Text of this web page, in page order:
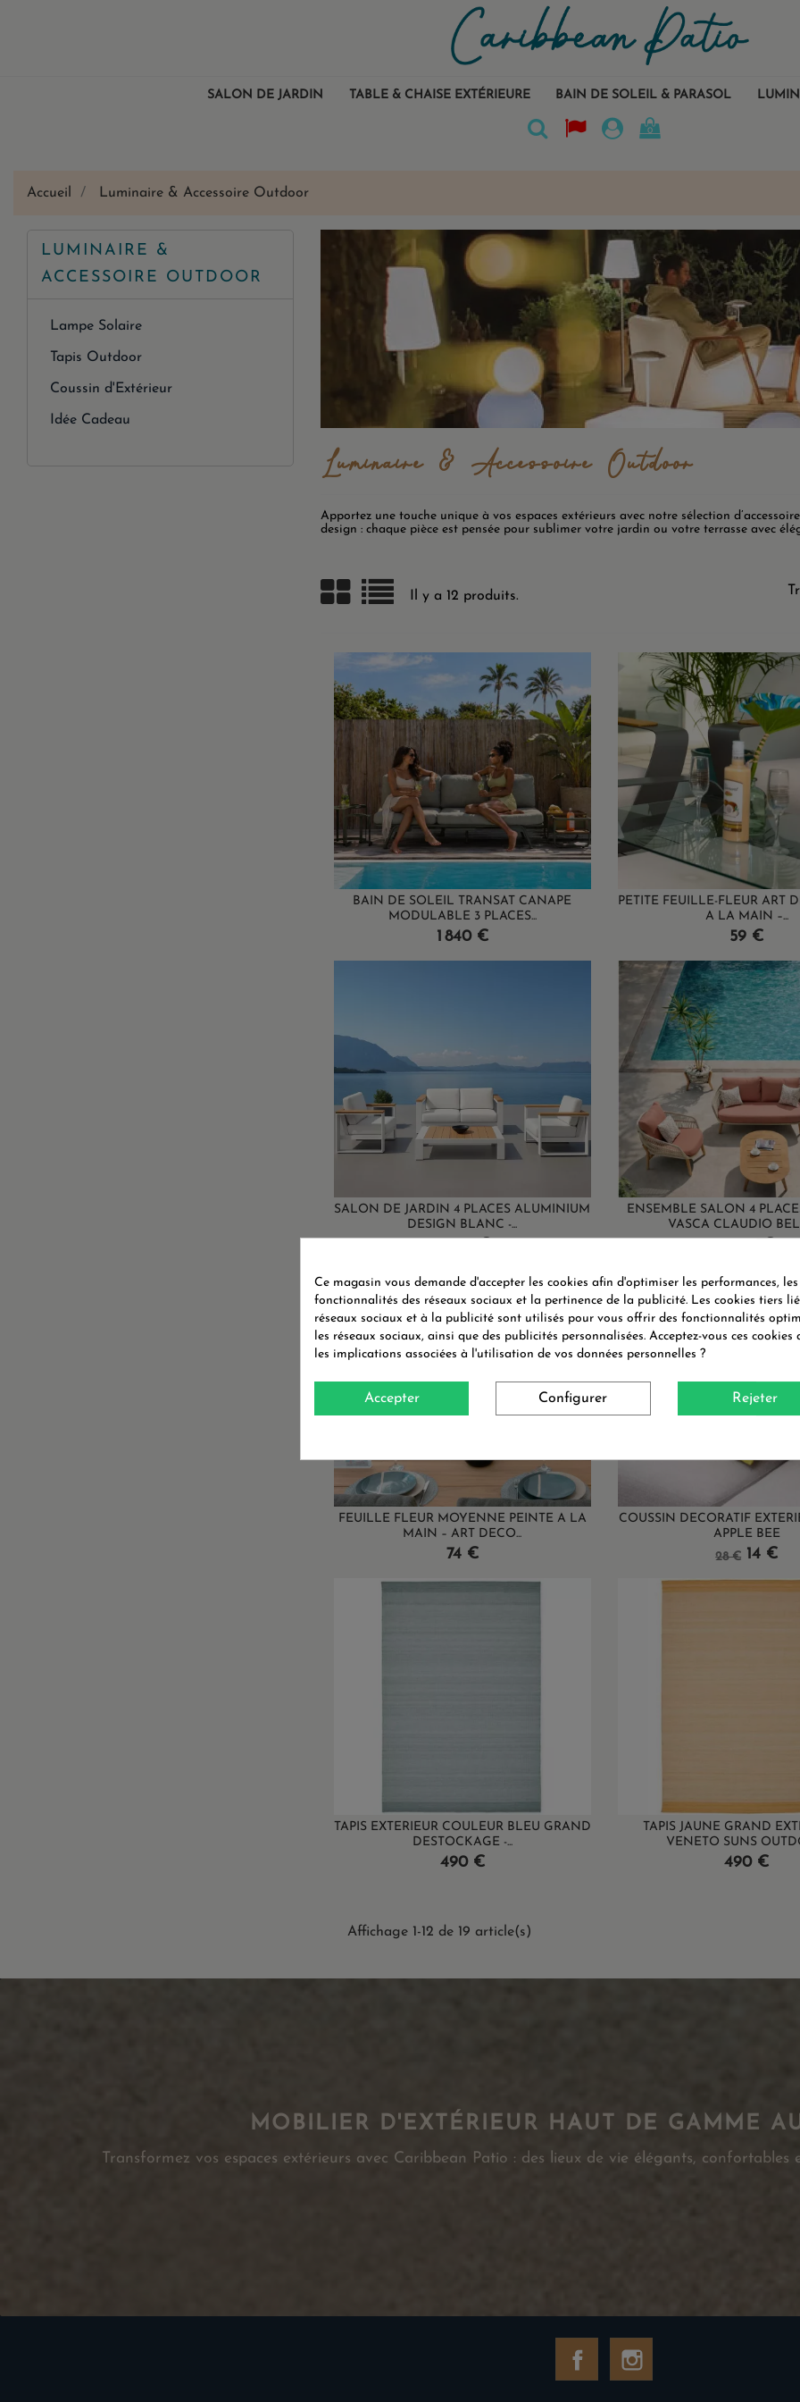
SALON DE JARDIN TABLE & CHAISE EXTÉRIEURE BAIN DE SOLEIL & PARASOL
0
Accueil Luminaire & Accessoire Outdoor
LUMINAIRE &
ACCESSOIRE OUTDOOR
Lampe Solaire
Tapis Outdoor
Coussin d'Extérieur
Idée Cadeau
Luminaire & Accessoire Outdoor
Apportez une touche unique à vos espaces extérieurs avec notre sélection
design : chaque pièce est pensée pour sublimer votre jardin ou votre terrasse avec
Il y a 12 produits.
BAIN DE SOLEIL TRANSAT CANAPE
MODULABLE 3 PLACES...
Prix
1 840 €
PETITE FEUILLE-FLEUR ART
A LA MAIN –...
Prix
59 €
SALON DE JARDIN 4 PLACES ALUMINIUM
DESIGN BLANC -...
ENSEMBLE SALON 4
VASCA CLAUDIO
FEUILLE FLEUR MOYENNE PEINTE A LA
MAIN – ART DECO...
Prix
74 €
COUSSIN DECORATIF
APPLE BEE
Prix
base
28 € Prix
14 €
TAPIS EXTERIEUR COULEUR BLEU GRAND
DESTOCKAGE -...
Prix
490 €
TAPIS JAUNE GRAND
VENETO SUNS
Prix
490 €
Affichage 1-12 de 19 article(s)
MOBILIER D'EXTÉRIEUR HAUT DE GAMME
Transformez vos espaces extérieurs avec Caribbean Patio : des lieux de vie élégants,
Facebook
Ce magasin vous demande d'accepter les cookies afin d'optimiser les performances, les
fonctionnalités des réseaux sociaux et la pertinence de la publicité. Les cookies tiers
réseaux sociaux et à la publicité sont utilisés pour vous offrir des fonctionnalités
les réseaux sociaux, ainsi que des publicités personnalisées. Acceptez-vous ces cookies
les implications associées à l'utilisation de vos données personnelles ?
Accepter Configurer Rejeter